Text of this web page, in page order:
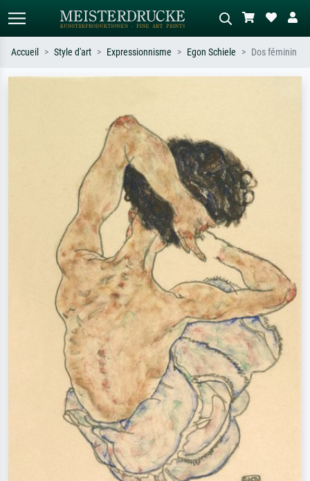
Recherche standard Recherche d'images IA
ex. Monet, Nuit étoilée,
impressionnisme, vague de Hokusai,
arbre.
Accueil Style d'art Expressionnisme Egon Schiele Dos féminin